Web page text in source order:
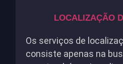
LOCALIZAÇÃO
Os serviços de
consiste apenas na